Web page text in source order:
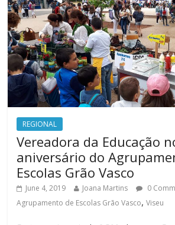
REGIONAL
Vereadora da Educação
aniversário do
Escolas Grão Vasco
June 4, 2019 Joana Martins
0
Agrupamento de Escolas Grão Vasco,Viseu